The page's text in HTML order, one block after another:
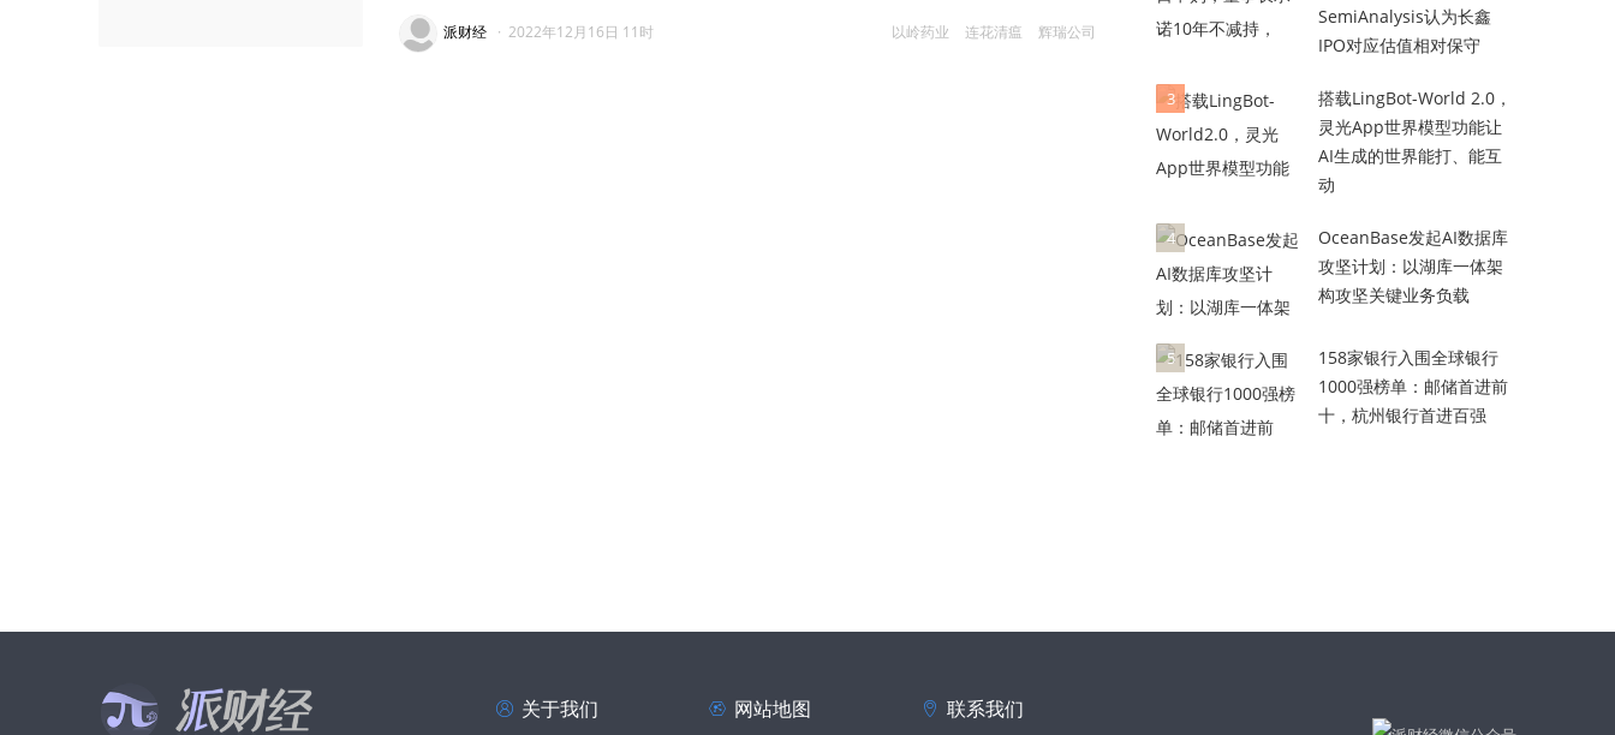
以岭药业 连花清瘟 辉瑞公司
派财经 · 2022年12月16日 11时
SemiAnalysis认为长鑫
IPO对应估值相对保守
3
搭载LingBot-World 2.0，
灵光App世界模型功能让
AI生成的世界能打、能互
动
4
OceanBase发起AI数据库
攻坚计划：以湖库一体架
构攻坚关键业务负载
5
158家银行入围全球银行
1000强榜单：邮储首进前
十，杭州银行首进百强
关于我们 网站地图 联系我们